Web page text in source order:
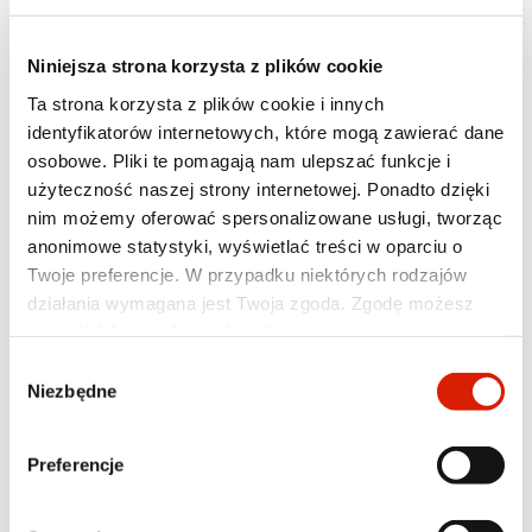
Niniejsza strona korzysta z plików cookie
Ta strona korzysta z plików cookie i innych
identyfikatorów internetowych, które mogą zawierać dane
osobowe. Pliki te pomagają nam ulepszać funkcje i
użyteczność naszej strony internetowej. Ponadto dzięki
nim możemy oferować spersonalizowane usługi, tworząc
anonimowe statystyki, wyświetlać treści w oparciu o
Twoje preferencje. W przypadku niektórych rodzajów
działania wymagana jest Twoja zgoda. Zgodę możesz
otworzyć w dowolnym momencie w sekcji
Polityka
. Poszczególne rodzaje plików cookies oraz
przypadku pytań lub w celu realizacji swoich praw
zgody
Niezbędne
Preferencje
API: CD
Lepkość
SAE 15W-40
Wielosezonowy olej silnikowy ORLEN OIL
Superol F CD 15W-40 zawiera selektywnie
rafinowane, odparafinowane
rozpuszczalnikowo i hydrorafinowane destylaty
odpowiednio dobrany pakiet dodatków
Przeznaczony do stosowany w
wysokoprężnych silnikach pojazdów, maszyn i